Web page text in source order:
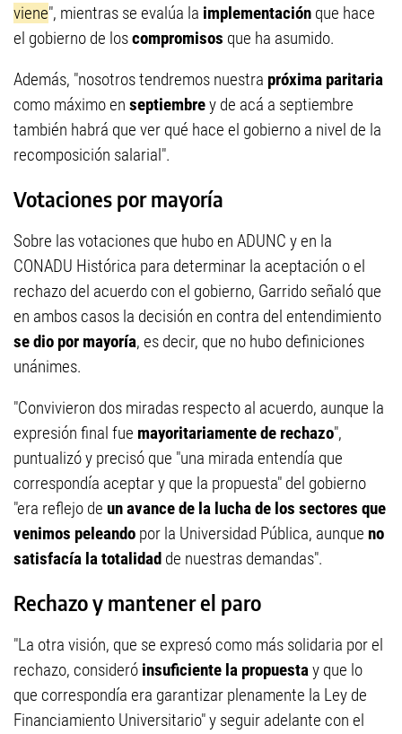
viene", mientras se evalúa la implementación que hace
el gobierno de loscompromisos que ha asumido.
Además, "nosotros tendremos nuestra próxima paritaria
como máximo en septiembrey de acá a septiembre
también habrá que ver qué hace el gobierno a nivel de la
recomposición salarial".
Votaciones por mayoría
Sobre las votaciones que hubo en ADUNC y en la
CONADU Histórica para determinar la aceptación o el
rechazo del acuerdo con el gobierno, Garrido señaló que
en ambos casos la decisión en contra del entendimiento
se dio por mayoría, es decir, que no hubo definiciones
unánimes.
"Convivieron dos miradas respecto al acuerdo, aunque la
expresión final fue mayoritariamente de rechazo",
puntualizó y precisó que "una mirada entendía que
correspondía aceptar y que la propuesta" del gobierno
"era reflejo de un avance de la lucha de los sectores que
venimos peleando por la Universidad Pública, aunque no
satisfacía la totalidad de nuestras demandas".
Rechazo y mantener el paro
"La otra visión, que se expresó como más solidaria por el
rechazo, consideró insuficiente la propuestay que lo
que correspondía era garantizar plenamente la Ley de
Financiamiento Universitario" y seguir adelante con el